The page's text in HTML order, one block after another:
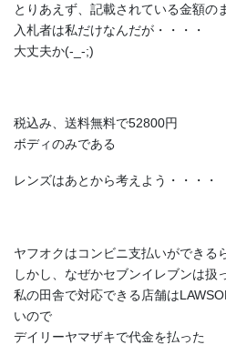
とりあえず、記載されている金額の
入札者は私だけなんだが・・・・
大丈夫か(-_-;)
税込み、送料無料で52800円
ボディのみである
レンズはあとから考えよう・・・・
ヤフオクはコンビニ支払いができる
しかし、なぜかセブンイレブンは扱
私の田舎で対応できる店舗は
いので
デイリーヤマザキで代金を払った